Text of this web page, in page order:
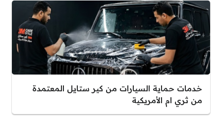
خدمات حماية السيارات من كير ستايل المعتمدة
من ثري ام الأمريكية